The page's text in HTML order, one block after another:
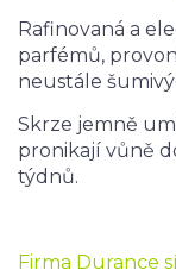
Rafinovaná a
parfémů,
neustále
Skrze jemně
pronikají vůně
týdnů.
Firma Durance